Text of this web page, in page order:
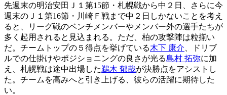
先週末の明治安田Ｊ１第15節・札幌戦から中２日、さらに今
週末のＪ１第16節・川崎Ｆ戦まで中２日しかないことを考え
ると、リーグ戦のベンチメンバーやメンバー外の選手たちが
多く起用されると見込まれる。ただ、柏の攻撃陣は粒揃い
だ。チームトップの５得点を挙げている木下 康介 、ドリブ
ルでの仕掛けやポジショニングの良さが光る島村 拓弥に加
え、札幌戦は途中出場した鵜木 郁哉が決勝点をアシストし
た。チームを高みへと引き上げる、彼らの活躍に期待した
い。